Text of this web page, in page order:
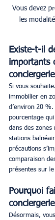
Vous devez
les
Existe-t-il
importants
Si vous
immobilier en
d’environ 20
pourcentage
dans des zones
stations
précautions
comparaison
présentes sur
Pourquoi
Désormais,